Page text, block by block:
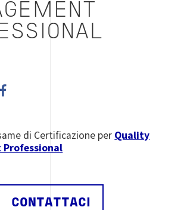
Twitter
di Certificazione per Quality
Professional
CONTATTACI